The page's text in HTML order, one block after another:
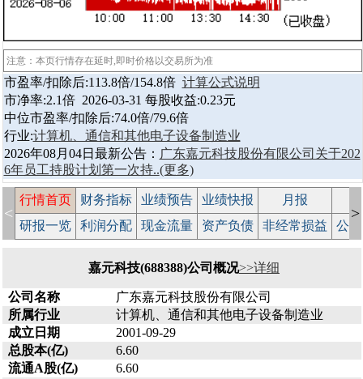
注意：本页行情存在延时,即时价格以交易所为准
市盈率/扣除后:113.8倍/154.8倍 计算公式说明
市净率:2.1倍 2026-03-31 每股收益:0.23元
中位市盈率/扣除后:74.0倍/79.6倍
行业:计算机、通信和其他电子设备制造业
2026年08月04日最新公告： 广东嘉元科技股份有限公司关于202
6年员工持股计划第一次持..(更多)
<
行情首页 财务指标 业绩预告 业绩快报 月报
研报一览
利润分配 现金流量 资产负债 非经常损益 公
>
嘉元科技(688388)公司概况>>详细
公司名称
广东嘉元科技股份有限公司
所属行业
计算机、通信和其他电子设备制造业
成立日期
2001-09-29
总股本(亿)
6.60
流通A股(亿)
6.60